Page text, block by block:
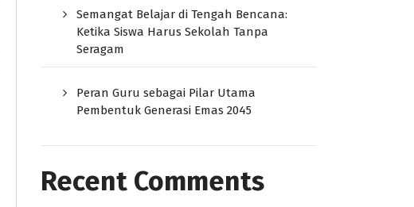
Semangat Belajar di Tengah Bencana:
Ketika Siswa Harus Sekolah Tanpa
Seragam
Peran Guru sebagai Pilar Utama
Pembentuk Generasi Emas 2045
Recent Comments